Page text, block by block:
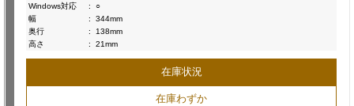
Windows対応
:
○
幅
:
344mm
奥行
:
138mm
高さ
: 21mm
在庫状況
在庫わずか